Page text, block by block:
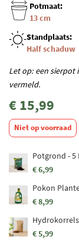
Potmaat:
13 cm
Standplaats:
Half schaduw
Let op: een sierpot
vermeld.
€ 15,99
Niet op voorraad
Potgrond - 5 L
€ 6,99
Pokon
€ 8,99
Hydrokorrels
€ 5,99